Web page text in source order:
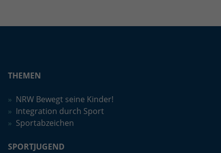
THEMEN
NRW Bewegt seine Kinder!
Integration durch Sport
Sportabzeichen
SPORTJUGEND